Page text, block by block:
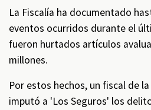
La Fiscalía ha documentado
eventos ocurridos durante el
fueron hurtados artículos
millones.
Por estos hechos, un fiscal de
imputó a 'Los Seguros' los